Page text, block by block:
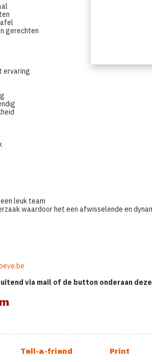
gerechten
ervaring
leuk team
waardoor het een afwisselende en
via mail of de button onderaan deze